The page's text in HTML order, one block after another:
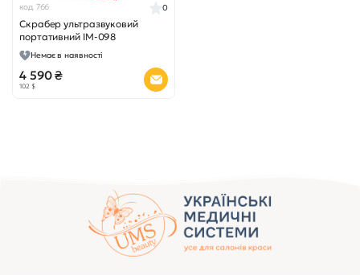
код 766
Скрабер ультразвуковий
портативний IM-098
0
Немає в наявності
4 590 ₴
102 $